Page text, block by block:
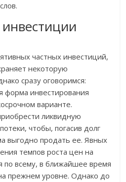
частных инвестиций,
некоторую
сразу оговоримся:
форма инвестирования
варианте.
ликвидную
чтобы, погасив долг
выгодно продать ее. Явных
темпов роста цен на
по всему, в ближайшее время
прежнем уровне. Однако до